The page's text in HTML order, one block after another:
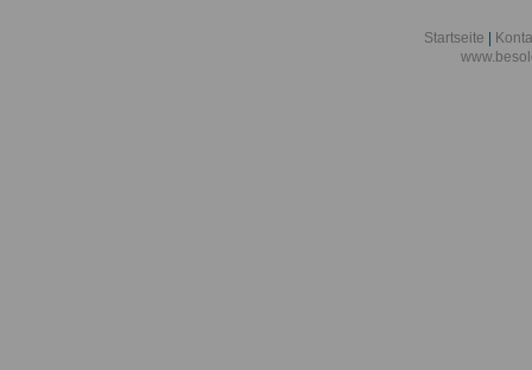
A13
Startseite